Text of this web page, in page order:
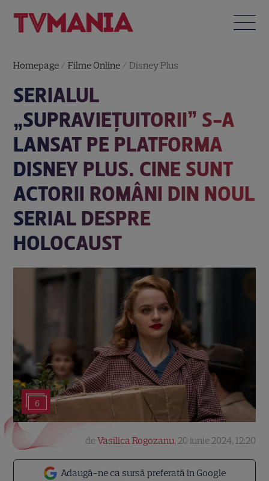
Homepage /Filme Online /Disney Plus
SERIALUL
„SUPRAVIEȚUITORII” S-A
LANSAT PE PLATFORMA
DISNEY PLUS. CINE SUNT
ACTORII ROMÂNI DIN NOUL
SERIAL DESPRE
HOLOCAUST
6
Adaugă-ne ca sursă preferată în Google
deVasilica Rogozanu, 20 iunie 2024, 12:20